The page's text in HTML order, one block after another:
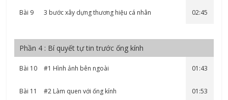
Bài 9 3 bước xây dựng thương hiệu cá nhân 02:45
Phần 4 : Bí quyết tự tin trước ống kính
Bài 10 #1 Hình ảnh bên ngoài 01:43
Bài 11 #2 Làm quen với ống kính 01:53